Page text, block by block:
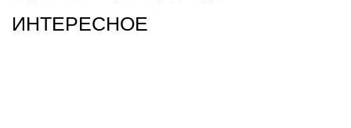
ИНТЕРЕСНОЕ